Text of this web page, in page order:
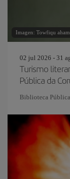
Imagen: Towfiqu
02 jul 2026 - 31
Turismo
Pública da
Biblioteca